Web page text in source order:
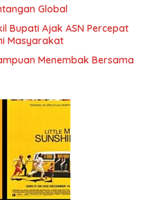
Global
Bupati Ajak ASN Percepat
Masyarakat
Menembak Bersama